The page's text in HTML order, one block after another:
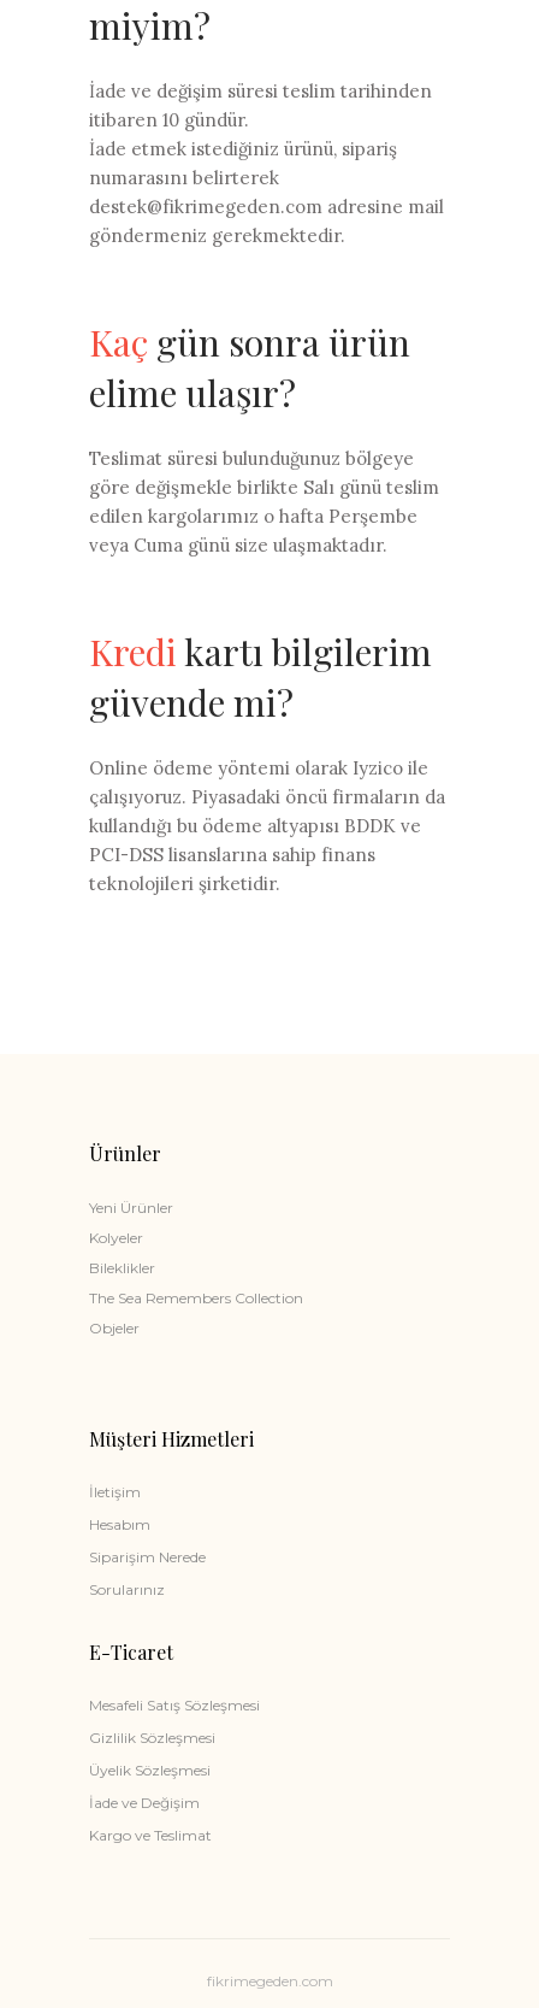
miyim?
İade ve değişim süresi teslim tarihinden
itibaren 10 gündür.
İade etmek istediğiniz ürünü, sipariş
numarasını belirterek
destek@fikrimegeden.com adresine mail
göndermeniz gerekmektedir.
Kaç gün sonra ürün
elime ulaşır?
Teslimat süresi bulunduğunuz bölgeye
göre değişmekle birlikte Salı günü teslim
edilen kargolarımız o hafta Perşembe
veya Cuma günü size ulaşmaktadır.
Kredikartı bilgilerim
güvende mi?
Online ödeme yöntemi olarak Iyzico ile
çalışıyoruz. Piyasadaki öncü firmaların da
kullandığı bu ödeme altyapısı BDDK ve
PCI-DSS lisanslarına sahip finans
teknolojileri şirketidir.
Ürünler
Yeni Ürünler
Kolyeler
Bileklikler
The Sea Remembers Collection
Objeler
Müşteri Hizmetleri
İletişim
Hesabım
Siparişim Nerede
Sorularınız
E-Ticaret
Mesafeli Satış Sözleşmesi
Gizlilik Sözleşmesi
Üyelik Sözleşmesi
İade ve Değişim
Kargo ve Teslimat
fikrimegeden.com